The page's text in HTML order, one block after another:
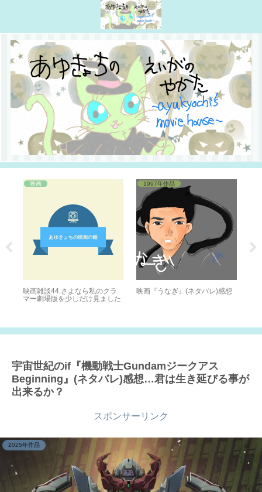
映画
映画雑談44.さよなら私のクラ
マー劇場版を少しだけ見ました
1997年作品
映画『うなぎ』(ネタバレ)感想
宇宙世紀のif『機動戦士Gundamジークアス
Beginning』(ネタバレ)感想…君は生き延びる事が
出来るか？
スポンサーリンク
2025年作品